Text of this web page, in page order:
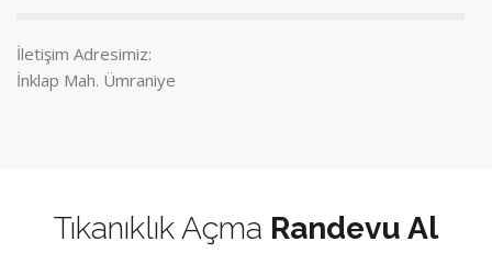
İletişim Adresimiz:
İnklap Mah. Ümraniye
Tıkanıklık Açma Randevu Al